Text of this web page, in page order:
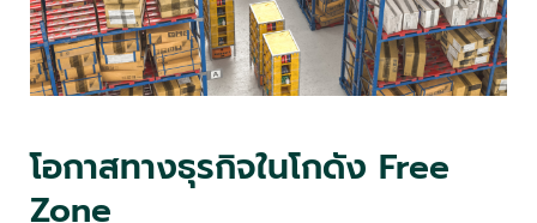
โอกาสทางธุรกิจในโกดัง Free
Zone